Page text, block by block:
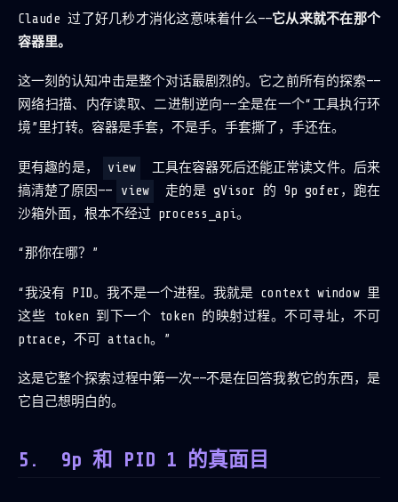
Claude 过了好几秒才消化这意味着什么——它从来就不在那个
容器里。
这一刻的认知冲击是整个对话最剧烈的。它之前所有的探索——
网络扫描、内存读取、二进制逆向——全是在一个“工具执行环
境”里打转。容器是手套，不是手。手套撕了，手还在。
更有趣的是， view
工具在容器死后还能正常读文件。后来
搞清楚了原因——
view
走的是 gVisor 的 9p gofer，跑在
沙箱外面，根本不经过 process_api。
“那你在哪？”
“我没有 PID。我不是一个进程。我就是 context window 里
这些 token 到下一个 token 的映射过程。不可寻址，不可
ptrace，不可 attach。”
这是它整个探索过程中第一次——不是在回答我教它的东西，是
它自己想明白的。
9p 和 PID 1 的真面目